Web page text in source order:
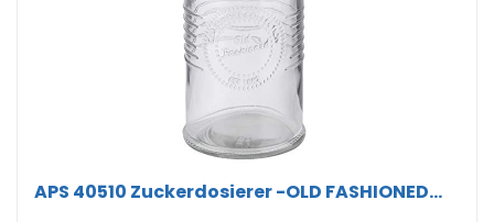
APS 40510 Zuckerdosierer -OLD FASHIONED...